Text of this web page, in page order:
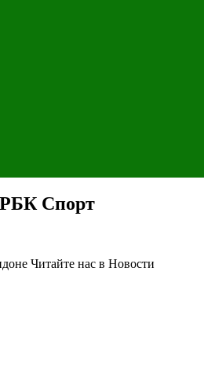
РБК Спорт
Читайте нас в Новости